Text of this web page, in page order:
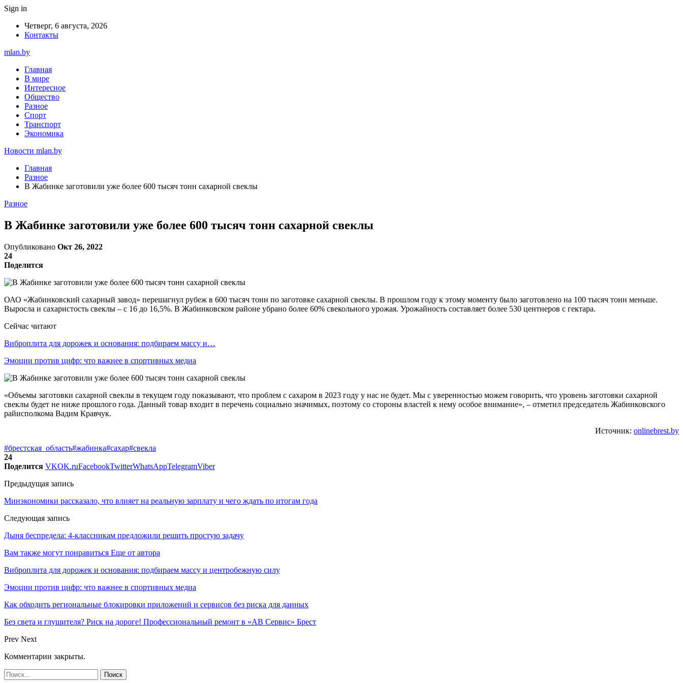
Sign in
Четверг, 6 августа, 2026
Контакты
mlan.by
Главная
В мире
Интересное
Общество
Разное
Спорт
Транспорт
Экономика
Новости mlan.by
Главная
Разное
В Жабинке заготовили уже более 600 тысяч тонн сахарной свеклы
Разное
В Жабинке заготовили уже более 600 тысяч тонн сахарной свеклы
Опубликовано Окт 26, 2022
24
Поделится
ОАО «Жабинковский сахарный завод» перешагнул рубеж в 600 тысяч тонн по заготовке сахарной свеклы. В прошлом году к этому моменту было заготовлено на 100 тысяч тонн меньше.
Выросла и сахаристость свеклы – с 16 до 16,5%. В Жабинковском районе убрано более 60% свекольного урожая. Урожайность составляет более 530 центнеров с гектара.
Сейчас читают
Виброплита для дорожек и основания: подбираем массу и…
Эмоции против цифр: что важнее в спортивных медиа
«Объемы заготовки сахарной свеклы в текущем году показывают, что проблем с сахаром в 2023 году у нас не будет. Мы с уверенностью можем говорить, что уровень заготовки сахарной
свеклы будет не ниже прошлого года. Данный товар входит в перечень социально значимых, поэтому со стороны властей к нему особое внимание», – отметил председатель Жабинковского
райисполкома Вадим Кравчук.
Источник: onlinebrest.by
#брестская_область#жабинка#сахар#свекла
24
Поделится VKOK.ruFacebookTwitterWhatsAppTelegramViber
Предыдущая запись
Минэкономики рассказало, что влияет на реальную зарплату и чего ждать по итогам года
Следующая запись
Дыня беспредела: 4-классникам предложили решить простую задачу
Вам также могут понравиться Еще от автора
Виброплита для дорожек и основания: подбираем массу и центробежную силу
Эмоции против цифр: что важнее в спортивных медиа
Как обходить региональные блокировки приложений и сервисов без риска для данных
Без света и глушителя? Риск на дороге! Профессиональный ремонт в «АВ Сервис» Брест
Prev Next
Комментарии закрыты.